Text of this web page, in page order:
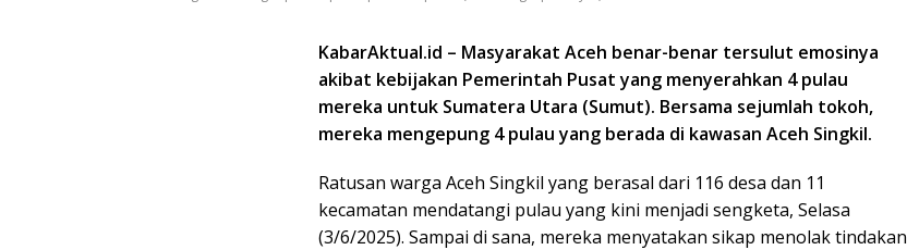
KabarAktual.id – Masyarakat Aceh benar-benar tersulut emosinya
akibat kebijakan Pemerintah Pusat yang menyerahkan 4 pulau
mereka untuk Sumatera Utara (Sumut). Bersama sejumlah tokoh,
mereka mengepung 4 pulau yang berada di kawasan Aceh Singkil.
Ratusan warga Aceh Singkil yang berasal dari 116 desa dan 11
kecamatan mendatangi pulau yang kini menjadi sengketa, Selasa
(3/6/2025). Sampai di sana, mereka menyatakan sikap menolak tindakan